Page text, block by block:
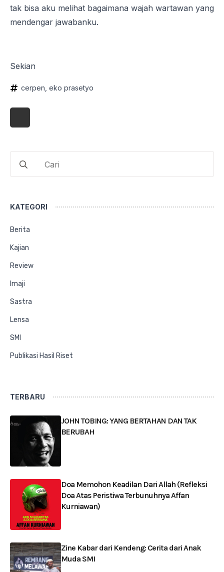
tak bisa aku melihat bagaimana wajah wartawan yang
mendengar jawabanku.
Sekian
cerpen eko prasetyo
for:
KATEGORI
Berita
Kajian
Review
Imaji
Sastra
Lensa
SMI
Publikasi Hasil Riset
TERBARU
JOHN TOBING: YANG BERTAHAN DAN TAK
BERUBAH
Doa Memohon Keadilan Dari Allah (Refleksi
Doa Atas Peristiwa Terbunuhnya Affan
Kurniawan)
Zine Kabar dari Kendeng: Cerita dari Anak
Muda SMI